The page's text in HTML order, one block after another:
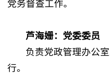
党务督查工作。
芦海姗：党委委员
负责党政管理办公
行。